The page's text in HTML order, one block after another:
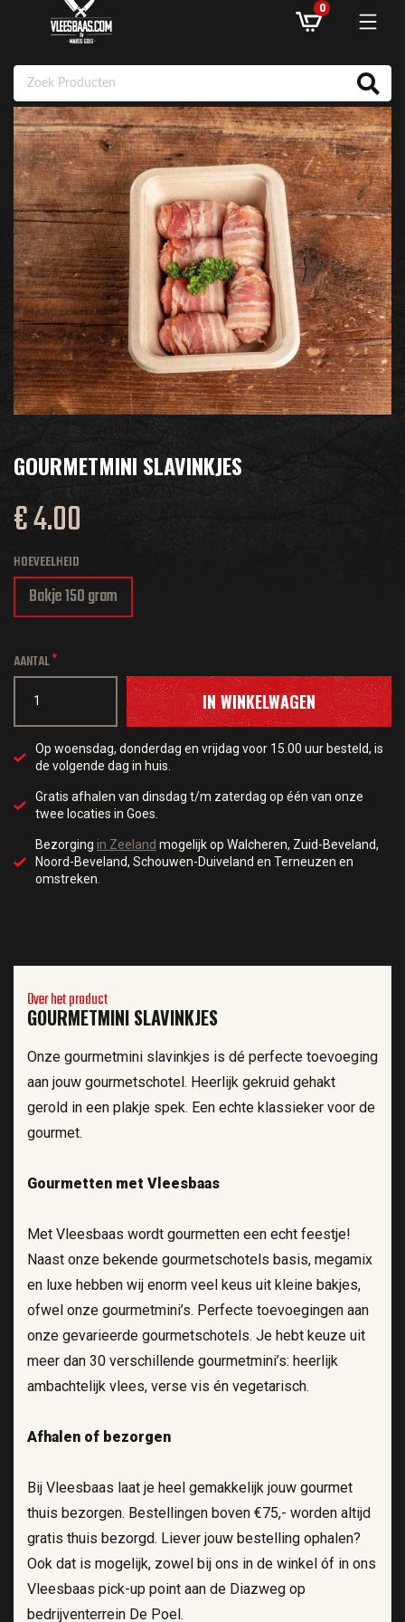
ASSORTIMENT
AANBIEDINGEN
RECEPTEN
KLANTENSERVICE
INLOGGEN
0
GOURMETMINI SLAVINKJES
€ 4.00
HOEVEELHEID
Bakje 150 gram
AANTAL
IN WINKELWAGEN
Op woensdag, donderdag en vrijdag voor 15.00 uur besteld, is
de volgende dag in huis.
Gratis afhalen van dinsdag t/m zaterdag op één van onze
twee locaties in Goes.
Bezorging in Zeeland mogelijk op Walcheren, Zuid-Beveland,
Noord-Beveland, Schouwen-Duiveland en Terneuzen en
omstreken.
Over het product
GOURMETMINI SLAVINKJES
Onze gourmetmini slavinkjes is dé perfecte toevoeging
aan jouw gourmetschotel. Heerlijk gekruid gehakt
gerold in een plakje spek. Een echte klassieker voor de
gourmet.
Gourmetten met Vleesbaas
Met Vleesbaas wordt gourmetten een echt feestje!
Naast onze bekende gourmetschotels basis, megamix
en luxe hebben wij enorm veel keus uit kleine bakjes,
ofwel onze gourmetmini’s. Perfecte toevoegingen aan
onze gevarieerde gourmetschotels. Je hebt keuze uit
meer dan 30 verschillende gourmetmini’s: heerlijk
ambachtelijk vlees, verse vis én vegetarisch.
Afhalen of bezorgen
Bij Vleesbaas laat je heel gemakkelijk jouw gourmet
thuis bezorgen. Bestellingen boven €75,- worden altijd
gratis thuis bezorgd. Liever jouw bestelling ophalen?
Ook dat is mogelijk, zowel bij ons in de winkel óf in ons
Vleesbaas pick-up point aan de Diazweg op
bedrijventerrein De Poel.